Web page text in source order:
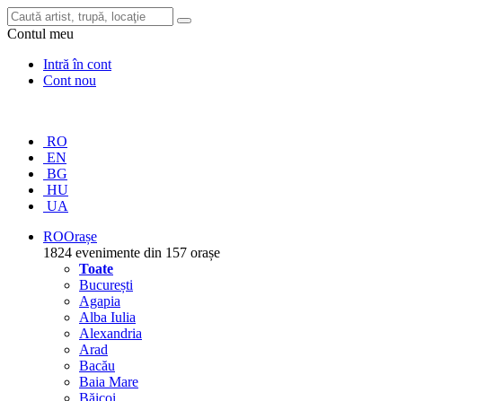
Contul meu
Intră în cont
Cont nou
RO
EN
BG
HU
UA
ROOrașe
1824 evenimente din 157 orașe
Toate
București
Agapia
Alba Iulia
Alexandria
Arad
Bacău
Baia Mare
Băicoi